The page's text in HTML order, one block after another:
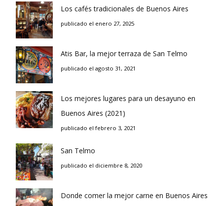
Los cafés tradicionales de Buenos Aires
publicado el enero 27, 2025
Atis Bar, la mejor terraza de San Telmo
publicado el agosto 31, 2021
Los mejores lugares para un desayuno en
Buenos Aires (2021)
publicado el febrero 3, 2021
San Telmo
publicado el diciembre 8, 2020
Donde comer la mejor carne en Buenos Aires